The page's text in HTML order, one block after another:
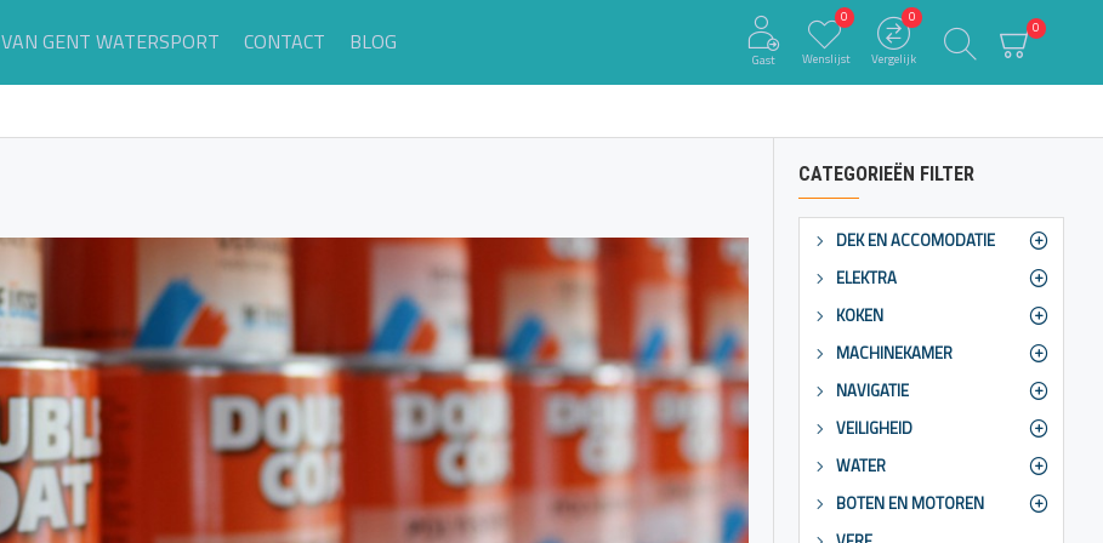
VAN GENT WATERSPORT CONTACT BLOG
Gast Wenslijst
0
Vergelijk
0
0
CATEGORIEËN FILTER
DEK EN ACCOMODATIE
ELEKTRA
KOKEN
MACHINEKAMER
NAVIGATIE
VEILIGHEID
WATER
BOTEN EN MOTOREN